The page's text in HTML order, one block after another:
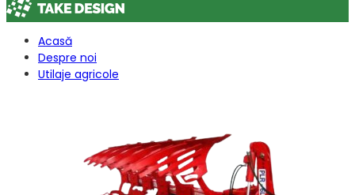
Acasă
Despre noi
Utilaje agricole